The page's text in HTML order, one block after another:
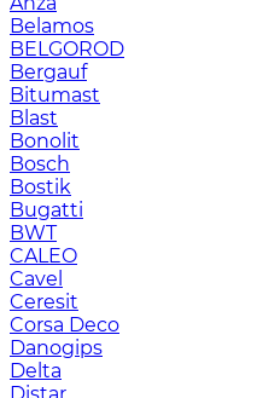
Belamos
BELGOROD
Bergauf
Bitumast
Blast
Bonolit
Bosch
Bostik
Bugatti
BWT
CALEO
Cavel
Ceresit
Corsa Deco
Danogips
Delta